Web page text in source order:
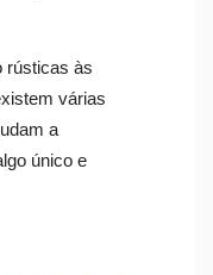
rústicas às
várias
a
único e